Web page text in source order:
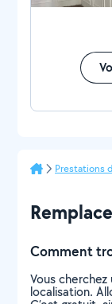
Prestations
Comment
Vous
localisation.